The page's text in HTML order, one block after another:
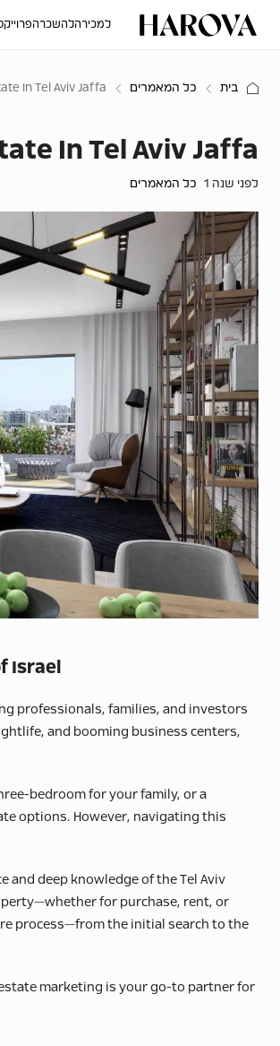
למכירהלהשכרה
בית כל המאמרים In Tel Aviv Jaffa
In Tel Aviv Jaffa
לפני שנה 1 כל המאמרים
Israel
professionals, families, and investors
and booming business centers,
bedroom for your family, or a
options. However, navigating this
and deep knowledge of the Tel Aviv
for purchase, rent, or
process—from the initial search to the
marketing is your go-to partner for